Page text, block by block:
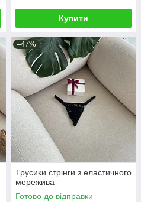
Купити
–47%
Трусики стрінги з еластичного
мережива
Готово до відправки